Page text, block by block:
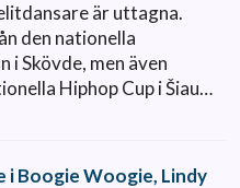
är uttagna.
den nationella
i Skövde, men även
Hiphop Cup i Šiau…
i Boogie Woogie, Lindy